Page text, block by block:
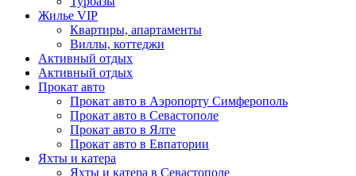
Жилье VIP
Квартиры, апартаменты
Виллы, коттеджи
Активный отдых
Активный отдых
Прокат авто
Прокат авто в Аэропорту Симферополь
Прокат авто в Севастополе
Прокат авто в Ялте
Прокат авто в Евпатории
Яхты и катера
Яхты и катера в Севастополе